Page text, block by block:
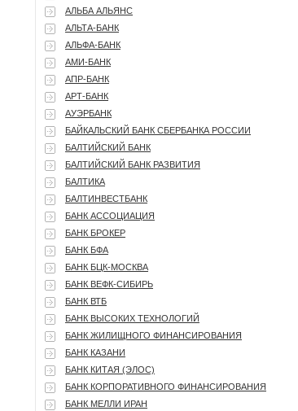
АЛЬБА АЛЬЯНС
АЛЬТА-БАНК
АЛЬФА-БАНК
АМИ-БАНК
АПР-БАНК
АРТ-БАНК
АУЭРБАНК
БАЙКАЛЬСКИЙ БАНК СБЕРБАНКА РОССИИ
БАЛТИЙСКИЙ БАНК
БАЛТИЙСКИЙ БАНК РАЗВИТИЯ
БАЛТИКА
БАЛТИНВЕСТБАНК
БАНК АССОЦИАЦИЯ
БАНК БРОКЕР
БАНК БФА
БАНК БЦК-МОСКВА
БАНК ВЕФК-СИБИРЬ
БАНК ВТБ
БАНК ВЫСОКИХ ТЕХНОЛОГИЙ
БАНК ЖИЛИЩНОГО ФИНАНСИРОВАНИЯ
БАНК КАЗАНИ
БАНК КИТАЯ (ЭЛОС)
БАНК КОРПОРАТИВНОГО ФИНАНСИРОВАНИЯ
БАНК МЕЛЛИ ИРАН